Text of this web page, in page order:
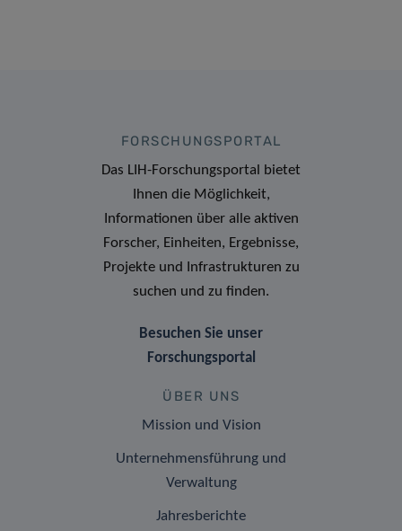
FORSCHUNGSPORTAL
Das LIH-Forschungsportal bietet
Ihnen die Möglichkeit,
Informationen über alle aktiven
Forscher, Einheiten, Ergebnisse,
Projekte und Infrastrukturen zu
suchen und zu finden.
Besuchen Sie unser
Forschungsportal
ÜBER UNS
Mission und Vision
Unternehmensführung und
Verwaltung
Jahresberichte